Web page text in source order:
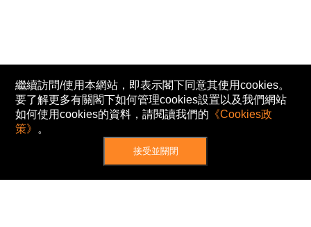
繼續訪問/使用本網站，即表示閣下同意其使用cookies。
要了解更多有關閣下如何管理cookies設置以及我們網站
如何使用cookies的資料，請閱讀我們的 《Cookies政
策》 。
接受並關閉